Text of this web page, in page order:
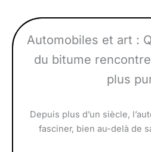
Automobiles et art :
du bitume
plus
Depuis plus d’un siècle,
fasciner, bien au-delà de